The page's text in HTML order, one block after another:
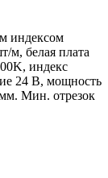
индексом
м, белая плата
индекс
24 В, мощность
Мин. отрезок